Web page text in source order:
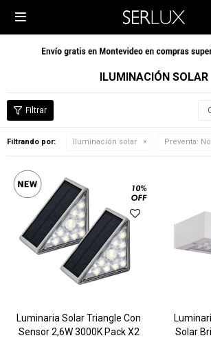

ILUMINACIÓN SOLAR
Filtrando por: Iluminación solar Preventa: No
Luminaria Solar Triangle Con
Sensor 2,6W 3000K Pack X2
Solar